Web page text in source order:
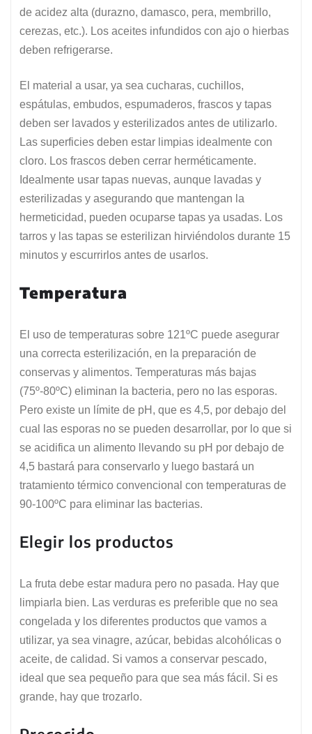
de acidez alta (durazno, damasco, pera, membrillo,
cerezas, etc.). Los aceites infundidos con ajo o hierbas
deben refrigerarse.
El material a usar, ya sea cucharas, cuchillos,
espátulas, embudos, espumaderos, frascos y tapas
deben ser lavados y esterilizados antes de utilizarlo.
Las superficies deben estar limpias idealmente con
cloro. Los frascos deben cerrar herméticamente.
Idealmente usar tapas nuevas, aunque lavadas y
esterilizadas y asegurando que mantengan la
hermeticidad, pueden ocuparse tapas ya usadas. Los
tarros y las tapas se esterilizan hirviéndolos durante 15
minutos y escurrirlos antes de usarlos.
Temperatura
El uso de temperaturas sobre 121ºC puede asegurar
una correcta esterilización, en la preparación de
conservas y alimentos. Temperaturas más bajas
(75º-80ºC) eliminan la bacteria, pero no las esporas.
Pero existe un límite de pH, que es 4,5, por debajo del
cual las esporas no se pueden desarrollar, por lo que si
se acidifica un alimento llevando su pH por debajo de
4,5 bastará para conservarlo y luego bastará un
tratamiento térmico convencional con temperaturas de
90-100ºC para eliminar las bacterias.
Elegir los productos
La fruta debe estar madura pero no pasada. Hay que
limpiarla bien. Las verduras es preferible que no sea
congelada y los diferentes productos que vamos a
utilizar, ya sea vinagre, azúcar, bebidas alcohólicas o
aceite, de calidad. Si vamos a conservar pescado,
ideal que sea pequeño para que sea más fácil. Si es
grande, hay que trozarlo.